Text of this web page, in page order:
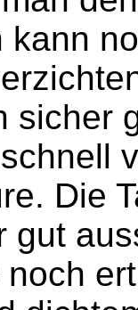
kann
sicher
Die
gut